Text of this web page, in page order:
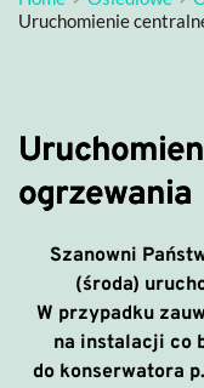
Uruchomienie
ogrzewania
Szanowni
(środa)
W przypadku
na instalacji co
do konserwatora